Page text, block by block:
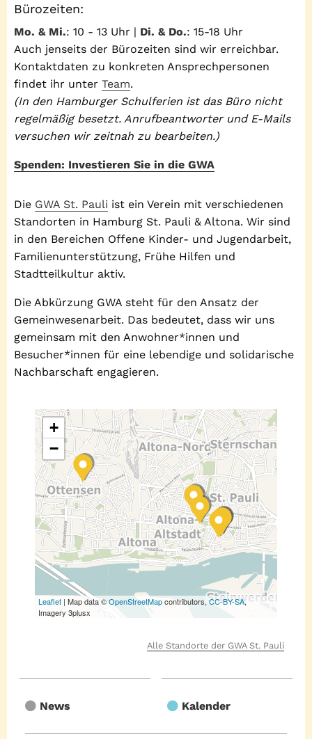
Bürozeiten:
Mo. & Mi.: 10 - 13 Uhr | Di. & Do.: 15-18 Uhr
Auch jenseits der Bürozeiten sind wir erreichbar.
Kontaktdaten zu konkreten Ansprechpersonen
findet ihr unter Team.
(In den Hamburger Schulferien ist das Büro nicht
regelmäßig besetzt. Anrufbeantworter und E-Mails
versuchen wir zeitnah zu bearbeiten.)
Spenden: Investieren Sie in die GWA
Die GWA St. Pauli ist ein Verein mit verschiedenen
Standorten in Hamburg St. Pauli & Altona. Wir sind
in den Bereichen Offene Kinder- und Jugendarbeit,
Familienunterstützung, Frühe Hilfen und
Stadtteilkultur aktiv.
Die Abkürzung GWA steht für den Ansatz der
Gemeinwesenarbeit. Das bedeutet, dass wir uns
gemeinsam mit den Anwohner*innen und
Besucher*innen für eine lebendige und solidarische
Nachbarschaft engagieren.
+
−
Leaflet | Map data ©OpenStreetMapcontributors, CC-BY-SA,
Imagery 3plusx
Alle Standorte der GWA St. Pauli
News Kalender